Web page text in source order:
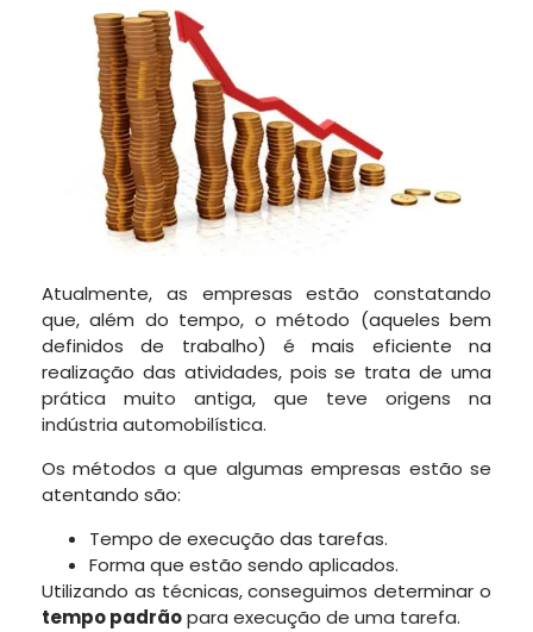
Atualmente, as empresas estão constatando
que, além do tempo, o método (aqueles bem
definidos de trabalho) é mais eficiente na
realização das atividades, pois se trata de uma
prática muito antiga, que teve origens na
indústria automobilística.
Os métodos a que algumas empresas estão se
atentando são:
Tempo de execução das tarefas.
Forma que estão sendo aplicados.
Utilizando as técnicas, conseguimos determinar o
tempo padrãopara execução de uma tarefa.